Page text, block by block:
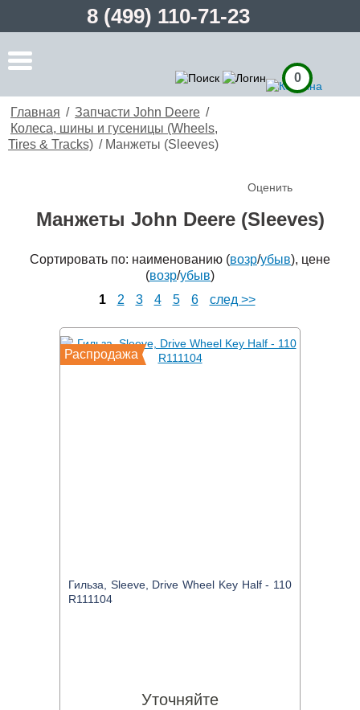
8 (499) 110-71-23
0
Главная / Запчасти John Deere /
Колеса, шины и гусеницы (Wheels,
Tires & Tracks) / Манжеты (Sleeves)
Оценить
Манжеты John Deere (Sleeves)
Сортировать по: наименованию (возр/убыв), цене
(возр/убыв)
1
2 3 4 5 6 след >>
Распродажа
Гильза, Sleeve, Drive Wheel Key Half - 110
R111104
Уточняйте